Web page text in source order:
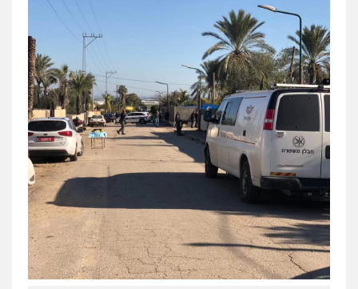
פלילי
סמים
0548009246
עדי כרמלי – חברת עו"ד
פלילי כלכלי עורכי דין לענייני אסירים
0525060666
גיא זהבי משרד עורכי דין
פלילי
503456449
עו"ד איהאב ג'לג'ולי
פלילי מעצרים וחקירות עורכי דין לענייני